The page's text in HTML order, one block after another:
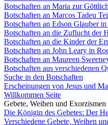
Botschaften an Maria zur
Botschaften an Marcos Tadeu
Botschaften an Edson Glauber
Botschaften an die Zuflucht der
Botschaften an die Kinder der
Botschaften an John Leary in
Botschaften an Maureen
Botschaften aus verschiedenen
Suche in den Botschaften
Erscheinungen von Jesus und
Willkommen Seite
Gebete, Weihen und Exorzismen
Die Königin des Gebetes: Der
Verschiedene Gebete, Weihen